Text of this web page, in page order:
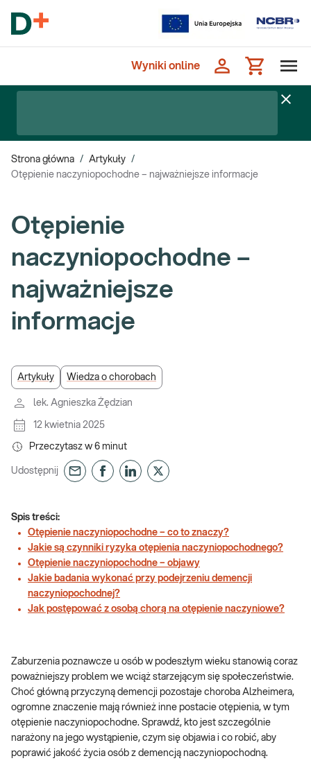
Wyniki online
Strona główna / Artykuły /
Otępienie naczyniopochodne – najważniejsze informacje
Otępienie
naczyniopochodne –
najważniejsze
informacje
Artykuły Wiedza o chorobach
lek. Agnieszka Żędzian
12 kwietnia 2025
Przeczytasz w 6 minut
Udostępnij
Spis treści:
Otępienie naczyniopochodne – co to znaczy?
Jakie są czynniki ryzyka otępienia naczyniopochodnego?
Otępienie naczyniopochodne – objawy
Jakie badania wykonać przy podejrzeniu demencji
naczyniopochodnej?
Jak postępować z osobą chorą na otępienie naczyniowe?
Zaburzenia poznawcze u osób w podeszłym wieku stanowią coraz
poważniejszy problem we wciąż starzejącym się społeczeństwie.
Choć główną przyczyną demencji pozostaje choroba Alzheimera,
ogromne znaczenie mają również inne postacie otępienia, w tym
otępienie naczyniopochodne. Sprawdź, kto jest szczególnie
narażony na jego wystąpienie, czym się objawia i co robić, aby
poprawić jakość życia osób z demencją naczyniopochodną.